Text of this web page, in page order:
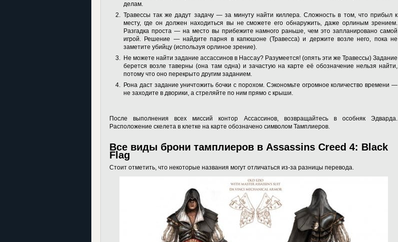
делам.
Травессы так же дадут задачу — за минуту найти киллера. Сложность в том, что прибыл к
месту, где он должен находиться вы не сможете его обнаружить, даже орлиным зрением.
Разгадка проста — на место вы прибежите намного раньше, чем это запланировано самой
игрой. Решение — найдите парня в капюшоне (Травесса) и держите возле него, пока не
заметите убийцу (используя орлиное зрение).
Не можете найти задание ассассинов в Нассау? Разумеется! (опять эти же Травессы) Задание
берется возле таверны (она там одна) и зачастую на карте её обозначение нельзя найти,
потому что оно перекрыто другим заданием.
Рона даст задание уничтожить бочки с порохом. Сэкономьте огромное количество времени —
не заходите в дворики, а стреляйте по ним прямо с крыши.
После выполнения всех миссий контор Ассассинов, возвращайтесь в особняк Эдварда.
Расположение скелета в клетке на карте обозначено символом Тамплиеров.
Все виды брони тамплиеров в Assassins Creed 4: Black
Flag
Стоит отметить, что некоторые названия могут отличаться из-за разницы перевода.